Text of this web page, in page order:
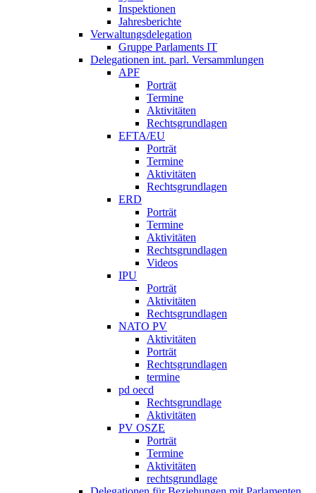
Inspektionen
Jahresberichte
Verwaltungsdelegation
Gruppe Parlaments IT
Delegationen int. parl. Versammlungen
APF
Porträt
Termine
Aktivitäten
Rechtsgrundlagen
EFTA/EU
Porträt
Termine
Aktivitäten
Rechtsgrundlagen
ERD
Porträt
Termine
Aktivitäten
Rechtsgrundlagen
Videos
IPU
Porträt
Aktivitäten
Rechtsgrundlagen
NATO PV
Aktivitäten
Porträt
Rechtsgrundlagen
termine
pd oecd
Rechtsgrundlage
Aktivitäten
PV OSZE
Porträt
Termine
Aktivitäten
rechtsgrundlage